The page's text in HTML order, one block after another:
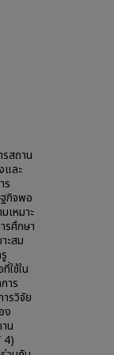
สถาน
และ
ร
กิจพอ
เหมาะ
รศึกษา
ะสม
ใช้ใน
าร
รวิจัย
ง
น
4)